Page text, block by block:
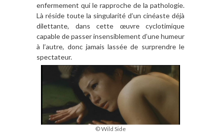
enfermement qui le rapproche de la pathologie.
Là réside toute la singularité d’un cinéaste déjà
dilettante, dans cette œuvre cyclotimique
capable de passer insensiblement d’une humeur
à l’autre, donc jamais lassée de surprendre le
spectateur.
© Wild Side